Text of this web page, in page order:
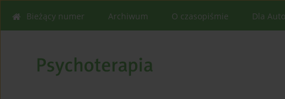
Bieżący numer Archiwum O czasopiśmie Dla